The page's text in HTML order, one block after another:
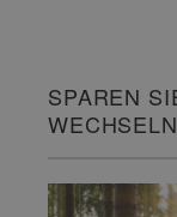
SPAREN